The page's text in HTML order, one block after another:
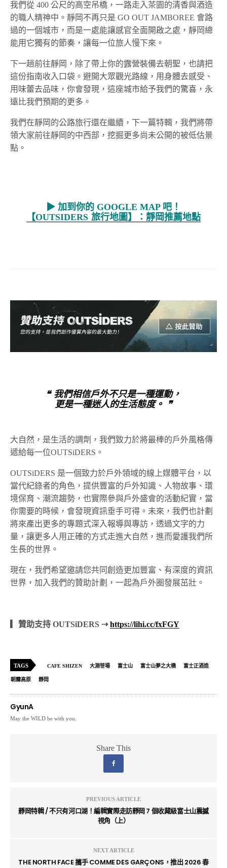
我們從 400 公尺的高空吊橋，一路走入茶園的清香與酒造
的職人精神中。靜岡不再只是 GO OUT JAMBOREE 會路
過的一個城市，而是一處能讓感官全面開啟之處，靜岡總
能用它獨有的節奏，讓每一位旅人慢下來。
下一趟前往靜岡，除了帶上你的露營裝備去朝聖，也請把
這份指南收入口袋。避開大眾觀光路線，用身體去感受、
用味蕾去品味，你會發現，這座城市給予我們的驚喜，永
遠比我們預期的更多。
我們在靜岡的公路旅行還在繼續，下一篇特輯，我們將帶
領大家前往靜岡的中西部，挖掘更多尚未公開的被低估景
點。
▶ 加到你的 GOOGLE MAP 吧！
【OUTSIDERS 旅行地圖】：靜岡推薦地點
❝ 我們相信戶外不只是一種運動，
更是一種迷人的生活態度。 ❞
大自然，是生活的調劑，我們致力於將最棒的戶外風格傳
遞給每一位OUTSiDERS。
OUTSiDERS 是一個致力於戶外領域的線上媒體平台，以
當代紀錄者的角色，提供豐富的戶外知識、人物故事、環
境保育、潮流趨勢，也實際參與戶外盛會的活動紀實，當
你需要的時候，會發現資訊垂手可得。未來，我們也計劃
將來產出更多的專題式深入報導與專訪，透過文字的力
量，讓更多人用正確的方式走進大自然，進而愛護我們所
生長的世界。
現在，我們希望邀請您共同創造更加豐富、有深度的資訊
世界，加入我們的贊助計劃，一起為戶外圈發展茁壯。
▎贊助支持 OUTSiDERS ⇢https://lihi.cc/fxFGY
TAGS CAFE SHIZEN 大淵笹場 富士山 富士山夢之大橋 富士正酒造
朝霧高原 靜岡
GyunA
May the WILD be with you.
Share This
PREVIOUS ARTICLE
靜岡特輯 / 不只有河口湖！編輯實際走訪靜岡 7 個收藏級富士山震撼
視角（上）
NEXT ARTICLE
THE NORTH FACE 攜手 COMME DES GARÇONS，推出 2026 春